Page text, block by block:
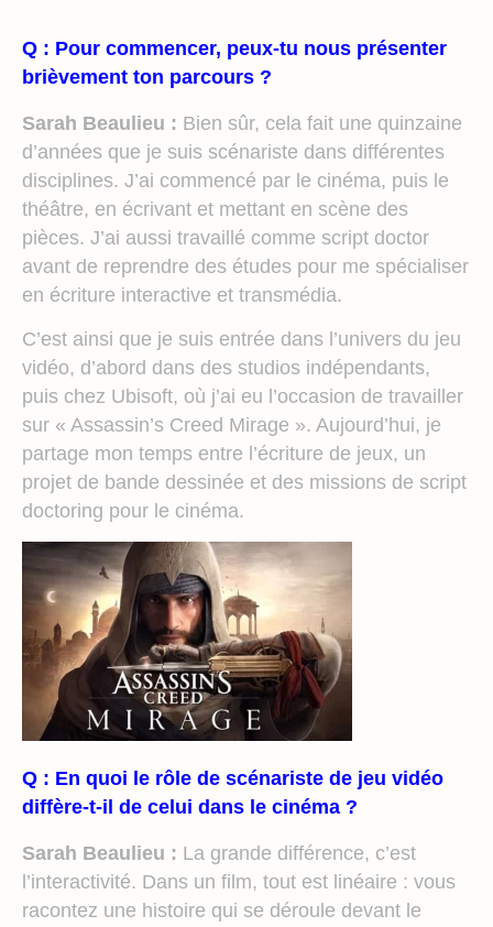
Q : Pour commencer, peux-tu nous présenter
brièvement ton parcours ?
Sarah Beaulieu : Bien sûr, cela fait une quinzaine
d’années que je suis scénariste dans différentes
disciplines. J’ai commencé par le cinéma, puis le
théâtre, en écrivant et mettant en scène des
pièces. J’ai aussi travaillé comme script doctor
avant de reprendre des études pour me spécialiser
en écriture interactive et transmédia.
C’est ainsi que je suis entrée dans l’univers du jeu
vidéo, d’abord dans des studios indépendants,
puis chez Ubisoft, où j’ai eu l’occasion de travailler
sur « Assassin’s Creed Mirage ». Aujourd’hui, je
partage mon temps entre l’écriture de jeux, un
projet de bande dessinée et des missions de script
doctoring pour le cinéma.
Q : En quoi le rôle de scénariste de jeu vidéo
diffère-t-il de celui dans le cinéma ?
Sarah Beaulieu : La grande différence, c’est
l’interactivité. Dans un film, tout est linéaire : vous
racontez une histoire qui se déroule devant le